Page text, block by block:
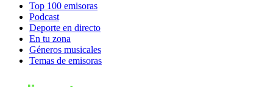
Top 100 emisoras
Podcast
Deporte en directo
En tu zona
Géneros musicales
Temas de emisoras